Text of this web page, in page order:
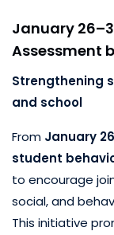
January
Assessment
Strengthening
and school
From January
student
to encourage
social, and
This initiative